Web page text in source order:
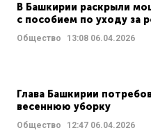
В Башкирии раскрыли
с пособием по уходу за
Общество 13:08 06.04.2026
Глава Башкирии
весеннюю уборку
Общество 12:47 06.04.2026